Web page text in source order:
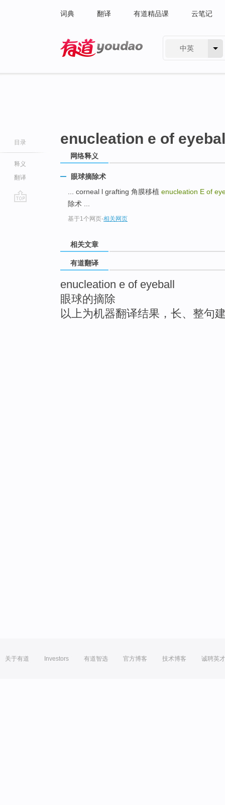
词典 翻译 有道精品课 云笔记
中英
目录
释义
翻译
enucleation e of
网络释义
眼球摘除术
... corneal l grafting 角膜移植 enucleation E of
除术 ...
基于1个网页-相关网页
相关文章
有道翻译
enucleation e of eyeball
眼球的摘除
以上为机器翻译结果，长、整句
关于有道 Investors 有道智选 官方博客 技术博客 诚聘英才